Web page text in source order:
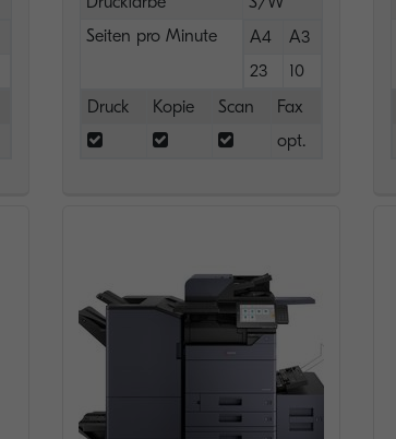
Seiten pro Minute
A4
A3
23
10
Druck
Kopie Scan
Fax
opt.